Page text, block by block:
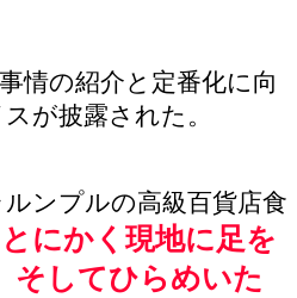
情の紹介と定番化に向
が披露された。
ンプルの高級百貨店食
とにかく現地に足を
そしてひらめいた